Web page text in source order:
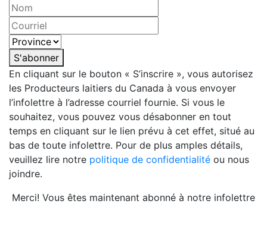
S'abonner
En cliquant sur le bouton « S’inscrire », vous autorisez
les Producteurs laitiers du Canada à vous envoyer
l’infolettre à l’adresse courriel fournie. Si vous le
souhaitez, vous pouvez vous désabonner en tout
temps en cliquant sur le lien prévu à cet effet, situé au
bas de toute infolettre. Pour de plus amples détails,
veuillez lire notre politique de confidentialité ou nous
joindre.
Merci! Vous êtes maintenant abonné à notre infolettre